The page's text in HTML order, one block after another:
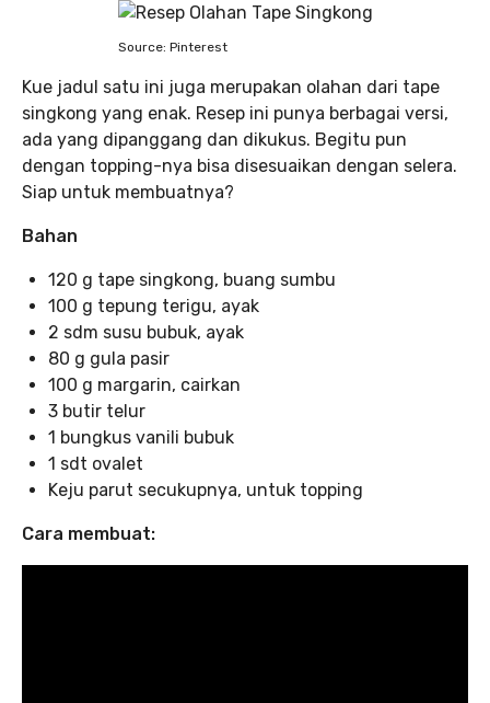
Source: Pinterest
Kue jadul satu ini juga merupakan olahan dari tape
singkong yang enak. Resep ini punya berbagai versi,
ada yang dipanggang dan dikukus. Begitu pun
dengan topping-nya bisa disesuaikan dengan selera.
Siap untuk membuatnya?
Bahan
120 g tape singkong, buang sumbu
100 g tepung terigu, ayak
2 sdm susu bubuk, ayak
80 g gula pasir
100 g margarin, cairkan
3 butir telur
1 bungkus vanili bubuk
1 sdt ovalet
Keju parut secukupnya, untuk topping
Cara membuat: